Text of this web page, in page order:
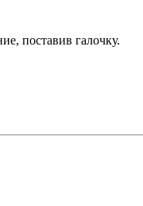
поставив галочку.